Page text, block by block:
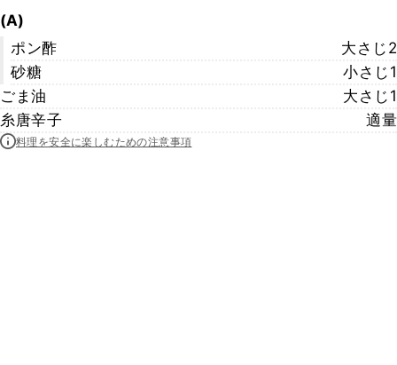
(A)
ポン酢
大さじ2
砂糖
小さじ1
ごま油
大さじ1
糸唐辛子
適量
料理を安全に楽しむための注意事項